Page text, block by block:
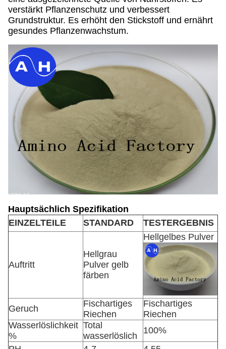
verstärkt Pflanzenschutz und verbessert
Grundstruktur. Es erhöht den Stickstoff und ernährt
gesundes Pflanzenwachstum.
Hauptsächlich Spezifikation
EINZELTEILE
STANDARD TESTERGEBNIS
Auftritt
Hellgrau
Pulver gelb
färben
Hellgelbes Pulver
Geruch
Fischartiges
Riechen
Fischartiges
Riechen
Wasserlöslichkeit
%
Total
wasserlöslich
100%